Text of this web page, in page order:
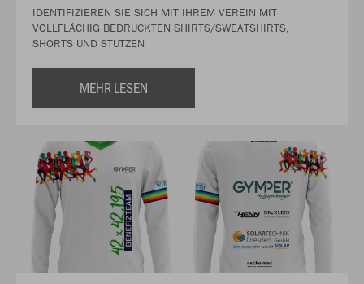
IDENTIFIZIEREN SIE SICH MIT IHREM VEREIN MIT
VOLLFLÄCHIG BEDRUCKTEN SHIRTS/SWEATSHIRTS,
SHORTS UND STUTZEN
MEHR LESEN